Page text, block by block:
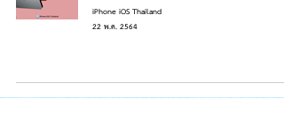
iPhone iOS Thailand
22 พ.ค. 2564